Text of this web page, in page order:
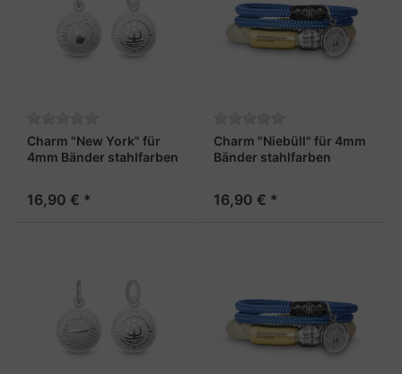
Charm "New York" für
4mm Bänder stahlfarben
16,90 € *
Charm "Niebüll" für 4mm
Bänder stahlfarben
16,90 € *